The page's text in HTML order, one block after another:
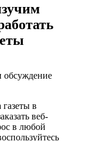
обсуждение
газеты в
веб-
в любой